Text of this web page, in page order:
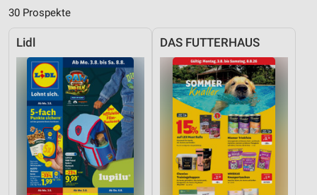
30 Prospekte
Lidl DAS FUTTERHAUS